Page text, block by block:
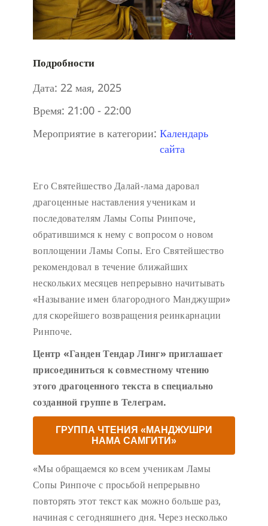
Подробности
Дата: 22 мая, 2025
Время: 21:00 - 22:00
Мероприятие в категории: Календарь
сайта
Его Святейшество Далай-лама даровал
драгоценные наставления ученикам и
последователям Ламы Сопы Ринпоче,
обратившимся к нему с вопросом о новом
воплощении Ламы Сопы. Его Святейшество
рекомендовал в течение ближайших
нескольких месяцев непрерывно начитывать
«Называние имен благородного Манджушри»
для скорейшего возвращения реинкарнации
Ринпоче.
Центр «Ганден Тендар Линг» приглашает
присоединиться к совместному чтению
этого драгоценного текста в специально
созданной группе в Телеграм.
ГРУППА ЧТЕНИЯ «МАНДЖУШРИ
НАМА САМГИТИ»
«Мы обращаемся ко всем ученикам Ламы
Сопы Ринпоче с просьбой непрерывно
повторять этот текст как можно больше раз,
начиная с сегодняшнего дня. Через несколько